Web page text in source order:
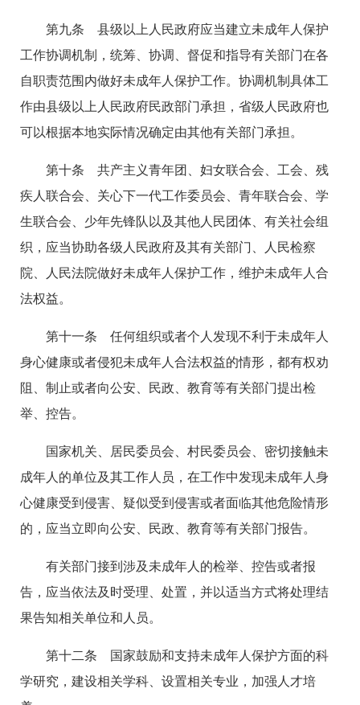
第九条 县级以上人民政府应当建立未成年人保护
工作协调机制，统筹、协调、督促和指导有关部门在各
自职责范围内做好未成年人保护工作。协调机制具体工
作由县级以上人民政府民政部门承担，省级人民政府也
可以根据本地实际情况确定由其他有关部门承担。
第十条 共产主义青年团、妇女联合会、工会、残
疾人联合会、关心下一代工作委员会、青年联合会、学
生联合会、少年先锋队以及其他人民团体、有关社会组
织，应当协助各级人民政府及其有关部门、人民检察
院、人民法院做好未成年人保护工作，维护未成年人合
法权益。
第十一条 任何组织或者个人发现不利于未成年人
身心健康或者侵犯未成年人合法权益的情形，都有权劝
阻、制止或者向公安、民政、教育等有关部门提出检
举、控告。
国家机关、居民委员会、村民委员会、密切接触未
成年人的单位及其工作人员，在工作中发现未成年人身
心健康受到侵害、疑似受到侵害或者面临其他危险情形
的，应当立即向公安、民政、教育等有关部门报告。
有关部门接到涉及未成年人的检举、控告或者报
告，应当依法及时受理、处置，并以适当方式将处理结
果告知相关单位和人员。
第十二条 国家鼓励和支持未成年人保护方面的科
学研究，建设相关学科、设置相关专业，加强人才培